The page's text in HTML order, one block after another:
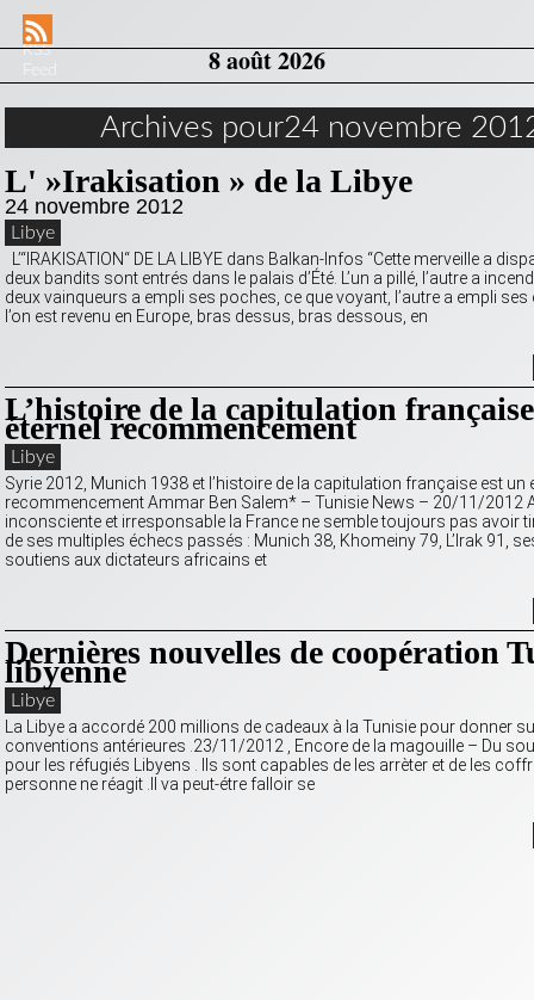
RSS
8 août 2026
Archives pour24 novembre
L' »Irakisation » de la Libye
24 novembre 2012
Libye
L’“IRAKISATION“ DE LA LIBYE dans Balkan-Infos “Cette merveille a
deux bandits sont entrés dans le palais d’Été. L’un a pillé, l’autre a
deux vainqueurs a empli ses poches, ce que voyant, l’autre a empli
l’on est revenu en Europe, bras dessus, bras dessous, en
L’histoire de la capitulation
éternel recommencement
Libye
Syrie 2012, Munich 1938 et l’histoire de la capitulation française est un
recommencement Ammar Ben Salem* – Tunisie News – 20/11/2012
inconsciente et irresponsable la France ne semble toujours pas avoir
de ses multiples échecs passés : Munich 38, Khomeiny 79, L’Irak 91,
soutiens aux dictateurs africains et
Dernières nouvelles de coopération
libyenne
Libye
La Libye a accordé 200 millions de cadeaux à la Tunisie pour donner
conventions antérieures .23/11/2012 , Encore de la magouille – Du
pour les réfugiés Libyens . Ils sont capables de les arrèter et de les
personne ne réagit .Il va peut-étre falloir se